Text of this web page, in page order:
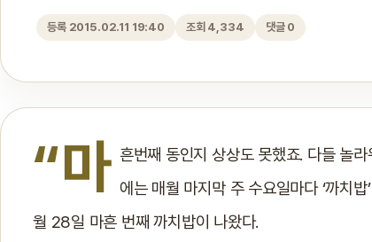
등록 2015.02.11 19:40 조회 4,334 댓글 0
“마 흔번째 동인지 상상도 못했죠. 다들 놀
에는 매월 마지막 주 수요일마다 ‘까치
월 28일 마흔 번째 까치밥이 나왔다.